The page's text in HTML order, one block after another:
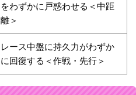
をわずかに戸惑わせる＜中距
離＞
レース中盤に持久力がわずか
に回復する＜作戦・先行＞